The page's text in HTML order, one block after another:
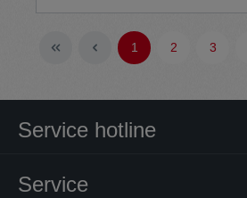
1 2 3
Service hotline
Service